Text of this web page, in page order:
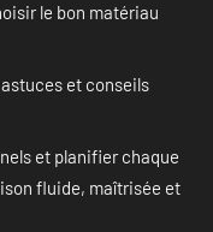
le bon matériau
et conseils
et planifier chaque
fluide, maîtrisée et